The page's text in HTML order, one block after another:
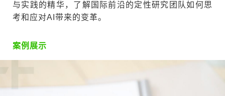
与实践的精华，了解国际前沿的定性研究团队如何思
考和应对AI带来的变革。
案例展示